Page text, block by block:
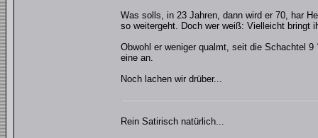
Was solls, in 23 Jahren, dann wird er 70, har
so weitergeht. Doch wer weiß: Vielleicht bringt
Obwohl er weniger qualmt, seit die Schachtel
eine an.
Noch lachen wir drüber...
Rein Satirisch natürlich...